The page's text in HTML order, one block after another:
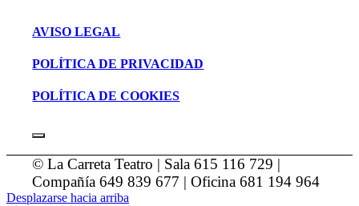
AVISO LEGAL
POLÍTICA DE PRIVACIDAD
POLÍTICA DE COOKIES
© La Carreta Teatro | Sala 615 116 729 |
Compañía 649 839 677 | Oficina 681 194 964
Desplazarse hacia arriba